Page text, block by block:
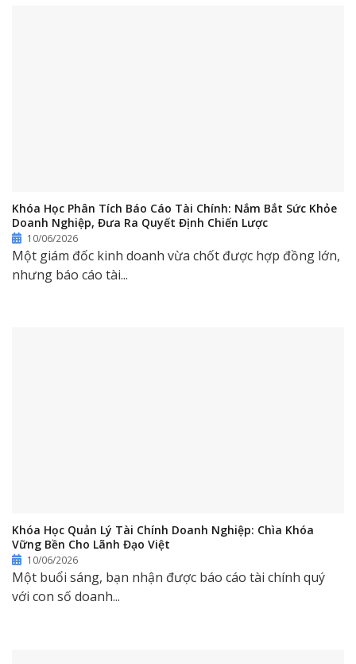
Khóa Học Phân Tích Báo Cáo Tài Chính: Nắm Bắt Sức Khỏe
Doanh Nghiệp, Đưa Ra Quyết Định Chiến Lược
10/06/2026
Một giám đốc kinh doanh vừa chốt được hợp đồng lớn,
nhưng báo cáo tài...
Khóa Học Quản Lý Tài Chính Doanh Nghiệp: Chìa Khóa
Vững Bền Cho Lãnh Đạo Việt
10/06/2026
Một buổi sáng, bạn nhận được báo cáo tài chính quý
với con số doanh...